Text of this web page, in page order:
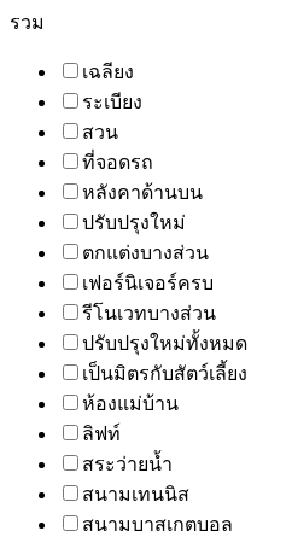
รวม
เฉลียง
ระเบียง
สวน
ที่จอดรถ
หลังคาด้านบน
ปรับปรุงใหม่
ตกแต่งบางส่วน
เฟอร์นิเจอร์ครบ
รีโนเวทบางส่วน
ปรับปรุงใหม่ทั้งหมด
เป็นมิตรกับสัตว์เลี้ยง
ห้องแม่บ้าน
ลิฟท์
สระว่ายน้ำ
สนามเทนนิส
สนามบาสเกตบอล